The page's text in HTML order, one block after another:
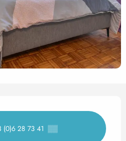
de
(0)6 28 73 41 ▒▒